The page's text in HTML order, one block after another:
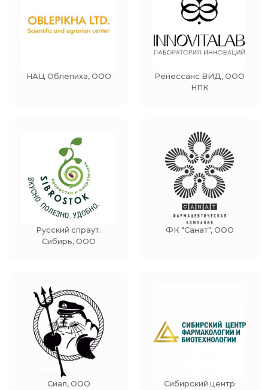
НАЦ Облепиха, ООО
Ренессанс ВИД, ООО
НПК
Русский спраут.
Сибирь, ООО
ФК "Санат", ООО
Сиал, ООО
Сибирский центр